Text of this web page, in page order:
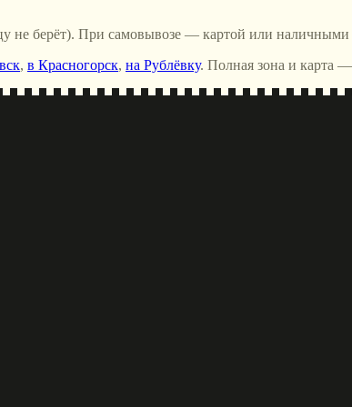
не берёт). При самовывозе — картой или наличными
, в Красногорск, на Рублёвку. Полная зона и карта